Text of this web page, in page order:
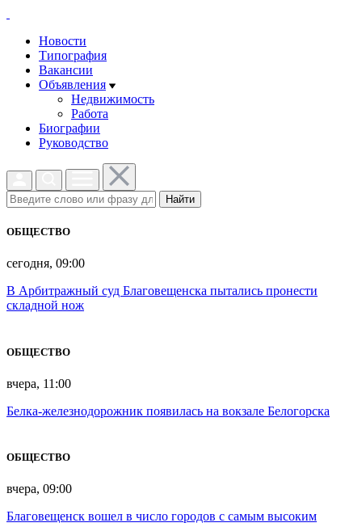
Новости
Типография
Вакансии
Объявления
Недвижимость
Работа
Биографии
Руководство
Найти
ОБЩЕСТВО
сегодня, 09:00
В Арбитражный суд Благовещенска пытались пронести
складной нож
ОБЩЕСТВО
вчера, 11:00
Белка-железнодорожник появилась на вокзале Белогорска
ОБЩЕСТВО
вчера, 09:00
Благовещенск вошел в число городов с самым высоким